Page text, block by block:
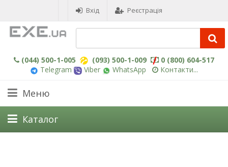
Вхід Реєстрація
(044) 500-1-005 (093) 500-1-009
0 (800) 604-517
Telegram
Viber WhatsApp Контакти...
Меню
Каталог